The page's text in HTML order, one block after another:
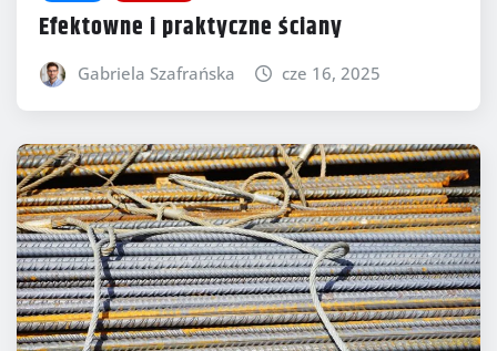
Efektowne i praktyczne ściany
Gabriela Szafrańska cze 16, 2025